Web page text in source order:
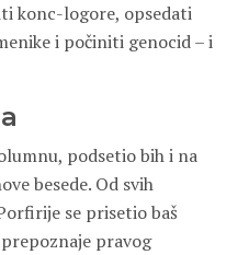
konc-logore, opsedati
i počiniti genocid – i
podsetio bih i na
besede. Od svih
se prisetio baš
pravog